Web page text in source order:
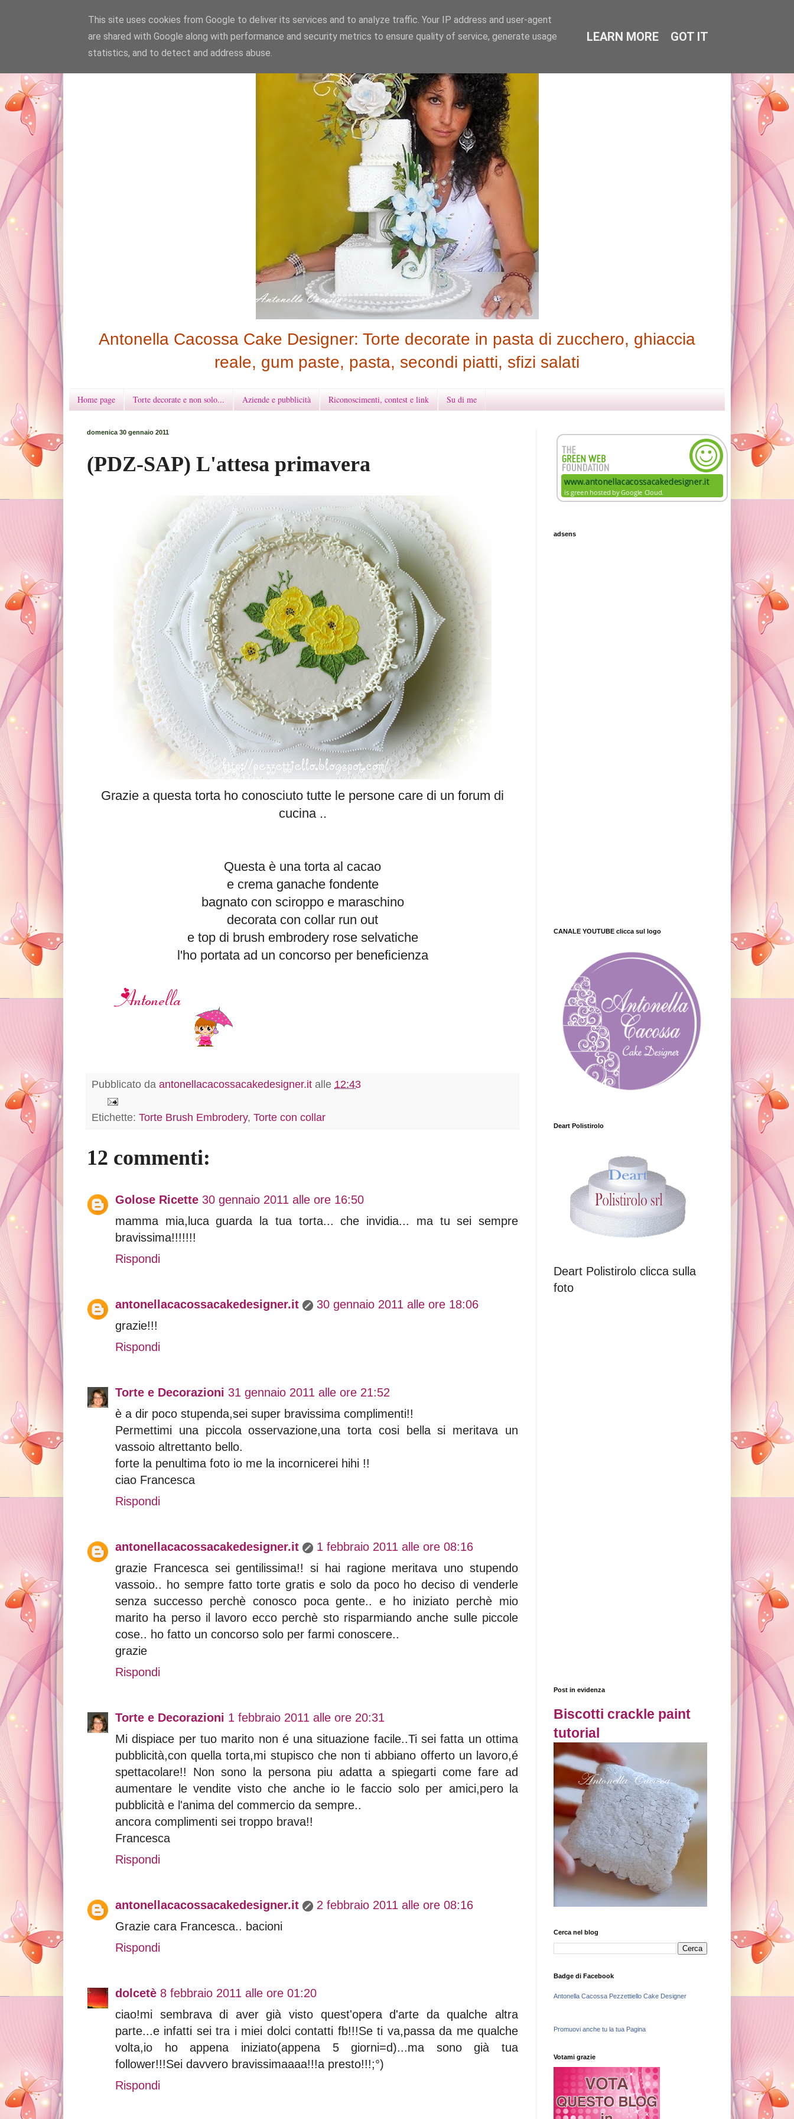
Antonella Cacossa Cake Designer: Torte decorate in pasta di zucchero, ghiaccia
reale, gum paste, pasta, secondi piatti, sfizi salati
Home page Torte decorate e non solo... Aziende e pubblicità Riconoscimenti, contest e link Su di me
domenica 30 gennaio 2011
(PDZ-SAP) L'attesa primavera
Grazie a questa torta ho conosciuto tutte le persone care di un forum di
cucina ..
Questa è una torta al cacao
e crema ganache fondente
bagnato con sciroppo e maraschino
decorata con collar run out
e top di brush embrodery rose selvatiche
l'ho portata ad un concorso per beneficienza
Pubblicato da antonellacacossacakedesigner.it alle 12:43
Etichette: Torte Brush Embrodery, Torte con collar
12 commenti:
Golose Ricette 30 gennaio 2011 alle ore 16:50
mamma mia,luca guarda la tua torta... che invidia... ma tu sei sempre
bravissima!!!!!!!
Rispondi
antonellacacossacakedesigner.it
30 gennaio 2011 alle ore 18:06
grazie!!!
Rispondi
Torte e Decorazioni 31 gennaio 2011 alle ore 21:52
è a dir poco stupenda,sei super bravissima complimenti!!
Permettimi una piccola osservazione,una torta cosi bella si meritava un
vassoio altrettanto bello.
forte la penultima foto io me la incornicerei hihi !!
ciao Francesca
Rispondi
antonellacacossacakedesigner.it
1 febbraio 2011 alle ore 08:16
grazie Francesca sei gentilissima!! si hai ragione meritava uno stupendo
vassoio.. ho sempre fatto torte gratis e solo da poco ho deciso di venderle
senza successo perchè conosco poca gente.. e ho iniziato perchè mio
marito ha perso il lavoro ecco perchè sto risparmiando anche sulle piccole
cose.. ho fatto un concorso solo per farmi conoscere..
grazie
Rispondi
Torte e Decorazioni 1 febbraio 2011 alle ore 20:31
Mi dispiace per tuo marito non é una situazione facile..Ti sei fatta un ottima
pubblicità,con quella torta,mi stupisco che non ti abbiano offerto un lavoro,é
spettacolare!! Non sono la persona piu adatta a spiegarti come fare ad
aumentare le vendite visto che anche io le faccio solo per amici,pero la
pubblicità e l'anima del commercio da sempre..
ancora complimenti sei troppo brava!!
Francesca
Rispondi
antonellacacossacakedesigner.it
2 febbraio 2011 alle ore 08:16
Grazie cara Francesca.. bacioni
Rispondi
dolcetè 8 febbraio 2011 alle ore 01:20
ciao!mi sembrava di aver già visto quest'opera d'arte da qualche altra
parte...e infatti sei tra i miei dolci contatti fb!!!Se ti va,passa da me qualche
volta,io ho appena iniziato(appena 5 giorni=d)...ma sono già tua
follower!!!Sei davvero bravissimaaaa!!!a presto!!!;°)
Rispondi
adsens
CANALE YOUTUBE clicca sul logo
Deart Polistirolo
Deart Polistirolo clicca sulla
foto
Post in evidenza
Biscotti crackle paint
tutorial
Cerca nel blog
Badge di Facebook
Antonella Cacossa Pezzettiello Cake Designer
Promuovi anche tu la tua Pagina
Votami grazie
This site uses cookies from Google to deliver its services and to analyze traffic. Your IP address and user-agent
are shared with Google along with performance and security metrics to ensure quality of service, generate usage
statistics, and to detect and address abuse.
LEARN MORE GOT IT